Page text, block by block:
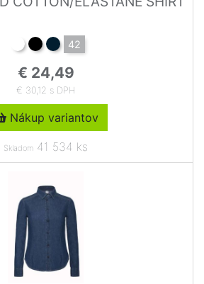
42
€ 24,49
€ 30,12 s DPH
Nákup variantov
Skladom 41 534 ks